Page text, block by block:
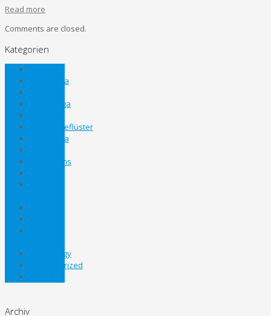
Read more
Comments are closed.
Kategorien
Bezirksliga
Gebietsliga
Kabinengeflüster
Landesliga
Nachwuchs
Technology
Uncategorized
Archiv